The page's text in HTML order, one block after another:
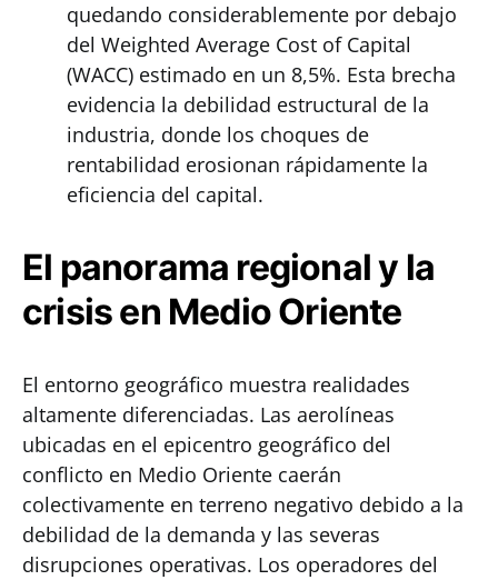
quedando considerablemente por debajo
del Weighted Average Cost of Capital
(WACC) estimado en un 8,5%. Esta brecha
evidencia la debilidad estructural de la
industria, donde los choques de
rentabilidad erosionan rápidamente la
eficiencia del capital.
El panorama regional y la
crisis en Medio Oriente
El entorno geográfico muestra realidades
altamente diferenciadas. Las aerolíneas
ubicadas en el epicentro geográfico del
conflicto en Medio Oriente caerán
colectivamente en terreno negativo debido a la
debilidad de la demanda y las severas
disrupciones operativas. Los operadores del